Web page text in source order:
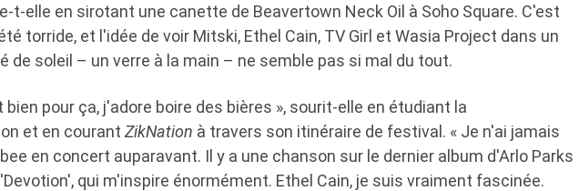
t-elle en sirotant une canette de Beavertown Neck Oil à Soho Square. C'est
torride, et l'idée de voir Mitski, Ethel Cain, TV Girl et Wasia Project dans un
de soleil – un verre à la main – ne semble pas si mal du tout.
bien pour ça, j'adore boire des bières », sourit-elle en étudiant la
et en courant ZikNation à travers son itinéraire de festival. « Je n'ai jamais
en concert auparavant. Il y a une chanson sur le dernier album d'Arlo Parks
qui m'inspire énormément. Ethel Cain, je suis vraiment fascinée.